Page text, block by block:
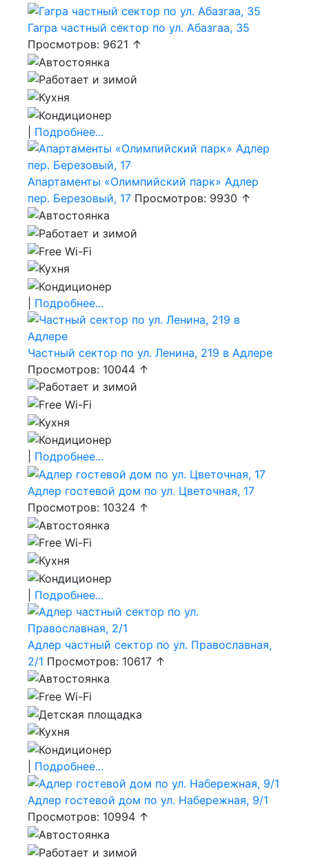
Гагра частный сектор по ул. Абазгаа, 35
Просмотров: 9621 ↑
Подробнее...
Апартаменты «Олимпийский парк» Адлер
пер. Березовый, 17 Просмотров: 9930 ↑
Подробнее...
Частный сектор по ул. Ленина, 219 в Адлере
Просмотров: 10044 ↑
Подробнее...
Адлер гостевой дом по ул. Цветочная, 17
Просмотров: 10324 ↑
Подробнее...
Адлер частный сектор по ул. Православная,
2/1 Просмотров: 10617 ↑
Подробнее...
Адлер гостевой дом по ул. Набережная, 9/1
Просмотров: 10994 ↑